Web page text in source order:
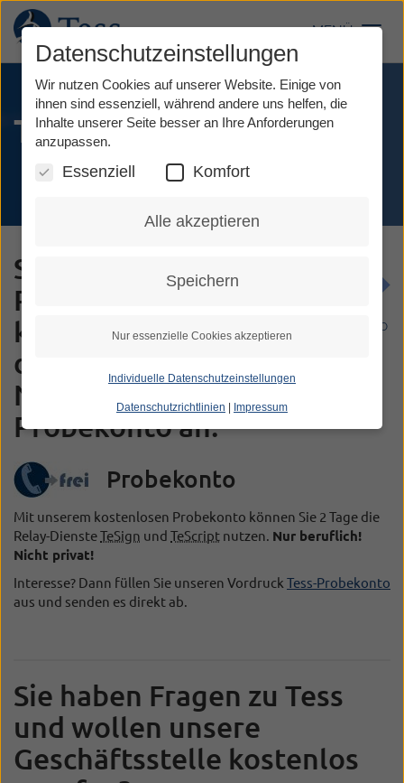
Direkt
zum
Inhalt
MENÜ
Tess ausprobieren
DGS VIDEO
Sie wollen unsere
Relay-Dienste
kostenlos testen? Für
die berufliche
Nutzung bieten wir ein
Probekonto an.
Kostenfrei
/
Frei
Probekonto
Mit unserem kostenlosen Probekonto können Sie 2 Tage die
Relay-DiensteTeSign und TeScript nutzen. Nur beruflich!
Nicht privat!
Interesse? Dann füllen Sie unseren Vordruck Tess-Probekonto
aus und senden es direkt ab.
Sie haben Fragen zu Tess
und wollen unsere
Geschäftsstelle kostenlos
Datenschutzeinstellungen
Wir nutzen Cookies auf unserer Website. Einige von
ihnen sind essenziell, während andere uns helfen, die
Inhalte unserer Seite besser an Ihre Anforderungen
anzupassen.
Essenziell Komfort
Alle akzeptieren
Speichern
Nur essenzielle Cookies akzeptieren
Individuelle Datenschutzeinstellungen
Datenschutzrichtlinien | Impressum